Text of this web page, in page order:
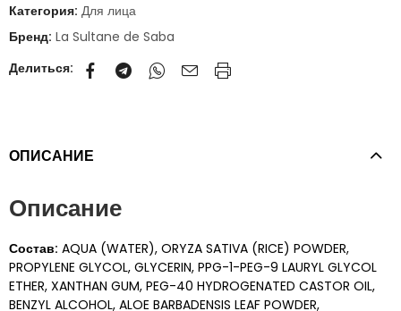
Категория: Для лица
Бренд: La Sultane de Saba
Делиться:
ОПИСАНИЕ
Описание
Состав: AQUA (WATER), ORYZA SATIVA (RICE) POWDER,
PROPYLENE GLYCOL, GLYCERIN, PPG-1-PEG-9 LAURYL GLYCOL
ETHER, XANTHAN GUM, PEG-40 HYDROGENATED CASTOR OIL,
BENZYL ALCOHOL, ALOE BARBADENSIS LEAF POWDER,